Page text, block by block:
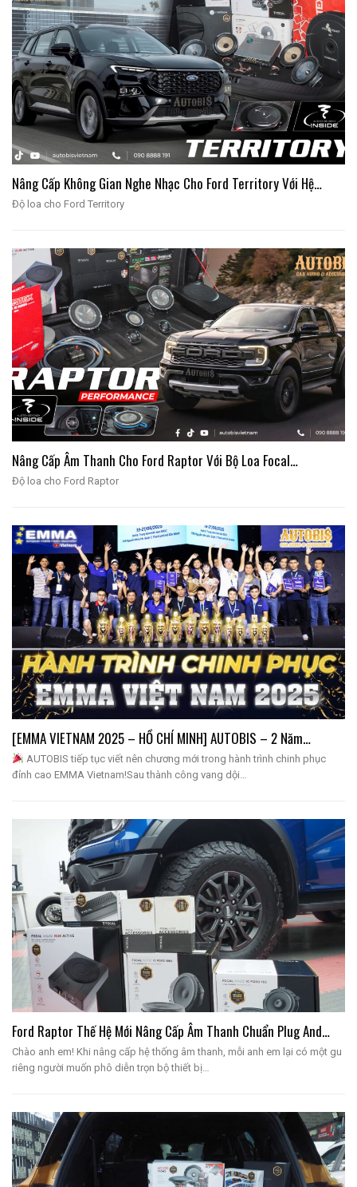
Nâng Cấp Không Gian Nghe Nhạc Cho Ford Territory Với Hệ…
Độ loa cho Ford Territory
Nâng Cấp Âm Thanh Cho Ford Raptor Với Bộ Loa Focal…
Độ loa cho Ford Raptor
[EMMA VIETNAM 2025 – HỒ CHÍ MINH] AUTOBIS – 2 Năm…
AUTOBIS tiếp tục viết nên chương mới trong hành trình chinh phục
đỉnh cao EMMA Vietnam!Sau thành công vang dội…
Ford Raptor Thế Hệ Mới Nâng Cấp Âm Thanh Chuẩn Plug And…
Chào anh em! Khi nâng cấp hệ thống âm thanh, mỗi anh em lại có một gu
riêng người muốn phô diễn trọn bộ thiết bị…